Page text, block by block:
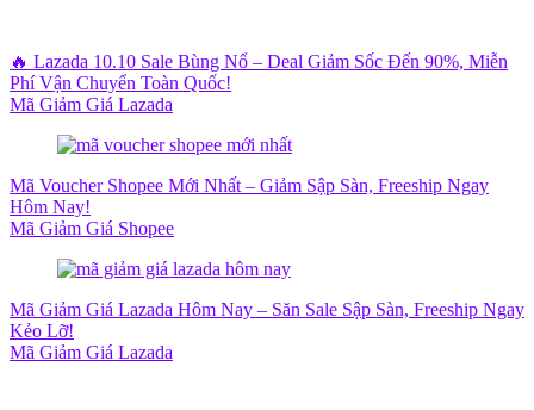
🔥 Lazada 10.10 Sale Bùng Nổ – Deal Giảm Sốc Đến 90%, Miễn
Phí Vận Chuyển Toàn Quốc!
Mã Giảm Giá Lazada
Mã Voucher Shopee Mới Nhất – Giảm Sập Sàn, Freeship Ngay
Hôm Nay!
Mã Giảm Giá Shopee
Mã Giảm Giá Lazada Hôm Nay – Săn Sale Sập Sàn, Freeship Ngay
Kẻo Lỡ!
Mã Giảm Giá Lazada